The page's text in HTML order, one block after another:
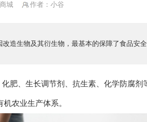
城 作者：小谷
造生物及其衍生物，最基本的保障了食品安全
肥、生长调节剂、抗生素、化学防腐剂
农业生产体系。